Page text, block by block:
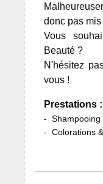
donc pas
Vous
Beauté ?
N'hésitez
vous !
Prestations :
Shampooing
Colorations